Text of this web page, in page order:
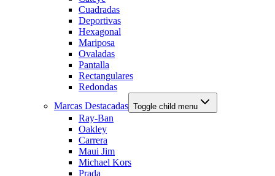
Cuadradas
Deportivas
Hexagonal
Mariposa
Ovaladas
Pantalla
Rectangulares
Redondas
Marcas Destacadas Toggle child menu
Ray-Ban
Oakley
Carrera
Maui Jim
Michael Kors
Prada